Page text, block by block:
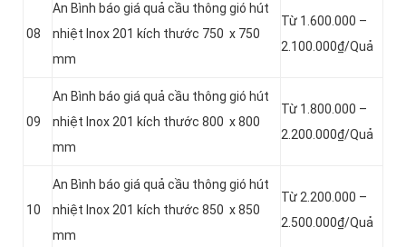
08
An Bình báo giá quả cầu thông gió hút
nhiệt Inox 201 kích thước 750 x 750
mm
Từ 1.600.000 –
2.100.000₫/Quả
09
An Bình báo giá quả cầu thông gió hút
nhiệt Inox 201 kích thước 800 x 800
mm
Từ 1.800.000 –
2.200.000₫/Quả
10
An Bình báo giá quả cầu thông gió hút
nhiệt Inox 201 kích thước 850 x 850
mm
Từ 2.200.000 –
2.500.000₫/Quả